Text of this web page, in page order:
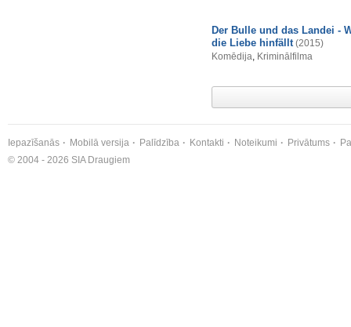
Der Bulle und das Landei -
die Liebe hinfällt (2015)
Komēdija, Kriminālfilma
Iepazīšanās Mobilā versija Palīdzība Kontakti Noteikumi Privātums
© 2004 - 2026 SIA Draugiem